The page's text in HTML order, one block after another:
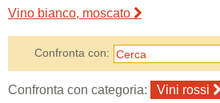
Vino bianco, moscato
Confronta con:
Confronta con categoria: Vini rossi